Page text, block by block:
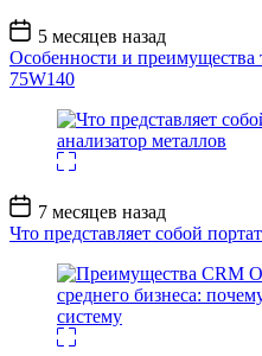
Дата
записи
5 месяцев назад
Особенности и преимущества
75W140
Дата
записи
7 месяцев назад
Что представляет собой